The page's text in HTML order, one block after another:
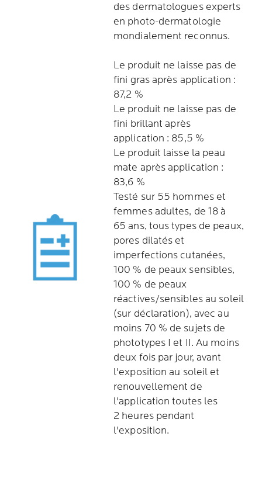
des dermatologues experts
en photo-dermatologie
mondialement reconnus.
Le produit ne laisse pas de
fini gras après application :
87,2 %
Le produit ne laisse pas de
fini brillant après
application : 85,5 %
Le produit laisse la peau
mate après application :
83,6 %
Testé sur 55 hommes et
femmes adultes, de 18 à
65 ans, tous types de peaux,
pores dilatés et
imperfections cutanées,
100 % de peaux sensibles,
100 % de peaux
réactives/sensibles au soleil
(sur déclaration), avec au
moins 70 % de sujets de
phototypes I et II. Au moins
deux fois par jour, avant
l'exposition au soleil et
renouvellement de
l'application toutes les
2 heures pendant
l'exposition.